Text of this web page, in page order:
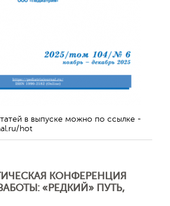
в выпуске можно по ссылке -
hot
КОНФЕРЕНЦИЯ
«РЕДКИЙ» ПУТЬ,